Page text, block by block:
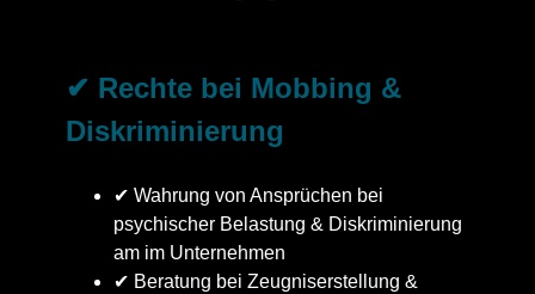
✔ Rechte bei Mobbing &
Diskriminierung
✔ Wahrung von Ansprüchen bei
psychischer Belastung & Diskriminierung
am im Unternehmen
✔ Beratung bei Zeugniserstellung &